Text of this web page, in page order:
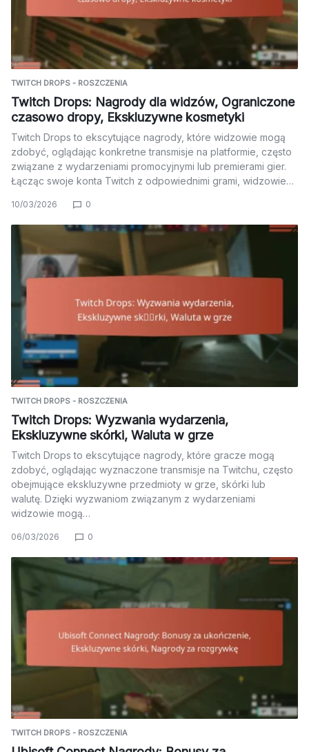
TWITCH DROPS - ROSZCZENIA
Twitch Drops: Nagrody dla widzów, Ograniczone
czasowo dropy, Ekskluzywne kosmetyki
Twitch Drops to ekscytujące nagrody, które widzowie mogą
zdobyć, oglądając konkretne transmisje na platformie, często
związane z wydarzeniami promocyjnymi lub premierami gier.
Łącząc swoje konta Twitch z odpowiednimi grami, widzowie…
10/03/2026 0
TWITCH DROPS - ROSZCZENIA
Twitch Drops: Wyzwania wydarzenia,
Ekskluzywne skórki, Waluta w grze
Twitch Drops to ekscytujące nagrody, które gracze mogą
zdobyć, oglądając wyznaczone transmisje na Twitchu, często
obejmujące ekskluzywne przedmioty w grze, skórki lub
walutę. Dzięki wyzwaniom związanym z wydarzeniami
widzowie mogą…
06/03/2026 0
TWITCH DROPS - ROSZCZENIA